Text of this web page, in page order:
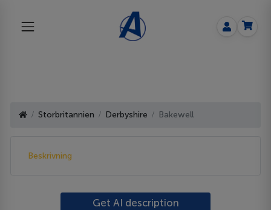
Storbritannien Derbyshire Bakewell
Beskrivning
Get AI description